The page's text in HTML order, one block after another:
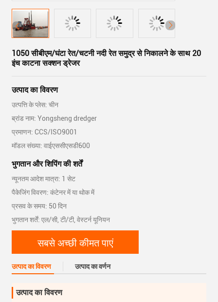
1050 सीबीएम/घंटा रेत/चटनी नदी रेत समुद्र से निकालने के साथ 20
इंच काटना सक्शन ड्रेजर
उत्पाद का विवरण
उत्पत्ति के प्लेस: चीन
ब्रांड नाम: Yongsheng dredger
प्रमाणन: CCS/ISO9001
मॉडल संख्या: वाईएससीएसडी600
भुगतान और शिपिंग की शर्तें
न्यूनतम आदेश मात्रा: 1 सेट
पैकेजिंग विवरण: कंटेनर में या थोक में
प्रसव के समय: 50 दिन
भुगतान शर्तें: एल/सी, टी/टी, वेस्टर्न यूनियन
सबसे अच्छी कीमत पाएं
उत्पाद का विवरण उत्पाद का वर्णन
उत्पाद का विवरण